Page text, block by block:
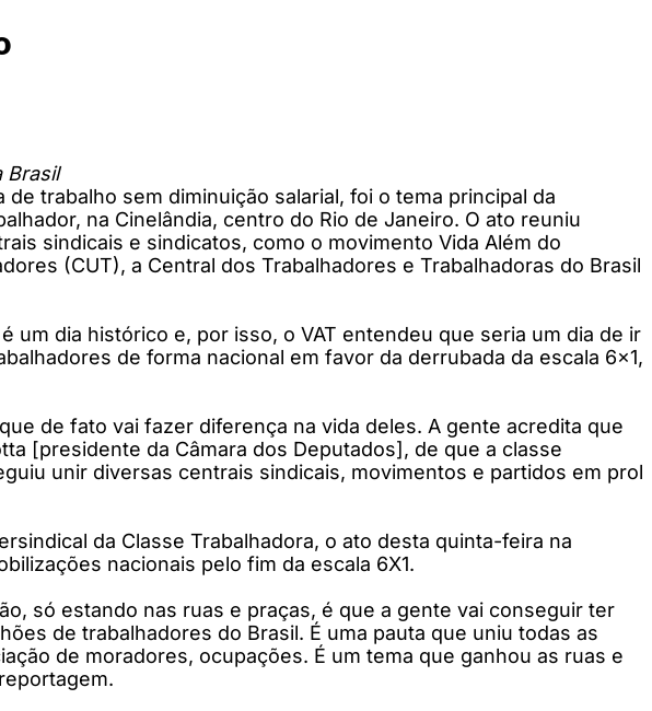
Brasil
trabalho sem diminuição salarial, foi o tema principal da
na Cinelândia, centro do Rio de Janeiro. O ato reuniu
sindicais e sindicatos, como o movimento Vida Além do
(CUT), a Central dos Trabalhadores e Trabalhadoras do Brasil
um dia histórico e, por isso, o VAT entendeu que seria um dia de ir
de forma nacional em favor da derrubada da escala 6x1,
de fato vai fazer diferença na vida deles. A gente acredita que
[presidente da Câmara dos Deputados], de que a classe
unir diversas centrais sindicais, movimentos e partidos em prol
da Classe Trabalhadora, o ato desta quinta-feira na
nacionais pelo fim da escala 6X1.
só estando nas ruas e praças, é que a gente vai conseguir ter
de trabalhadores do Brasil. É uma pauta que uniu todas as
de moradores, ocupações. É um tema que ganhou as ruas e